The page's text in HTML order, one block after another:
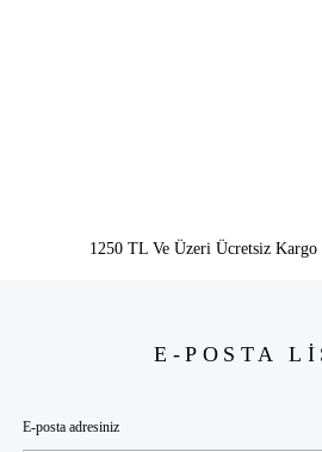
1250 TL Ve Üzeri Ücretsiz Kargo
E-POSTA